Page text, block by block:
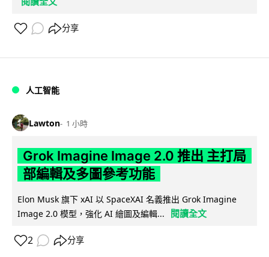
分享
人工智能
Lawton 1 小時
Grok Imagine Image 2.0 推出 主打局
部編輯及多圖參考功能
Elon Musk 旗下 xAI 以 SpaceXAI 名義推出 Grok Imagine
Image 2.0 模型，強化 AI 繪圖及編輯...
閱讀全文
2 分享